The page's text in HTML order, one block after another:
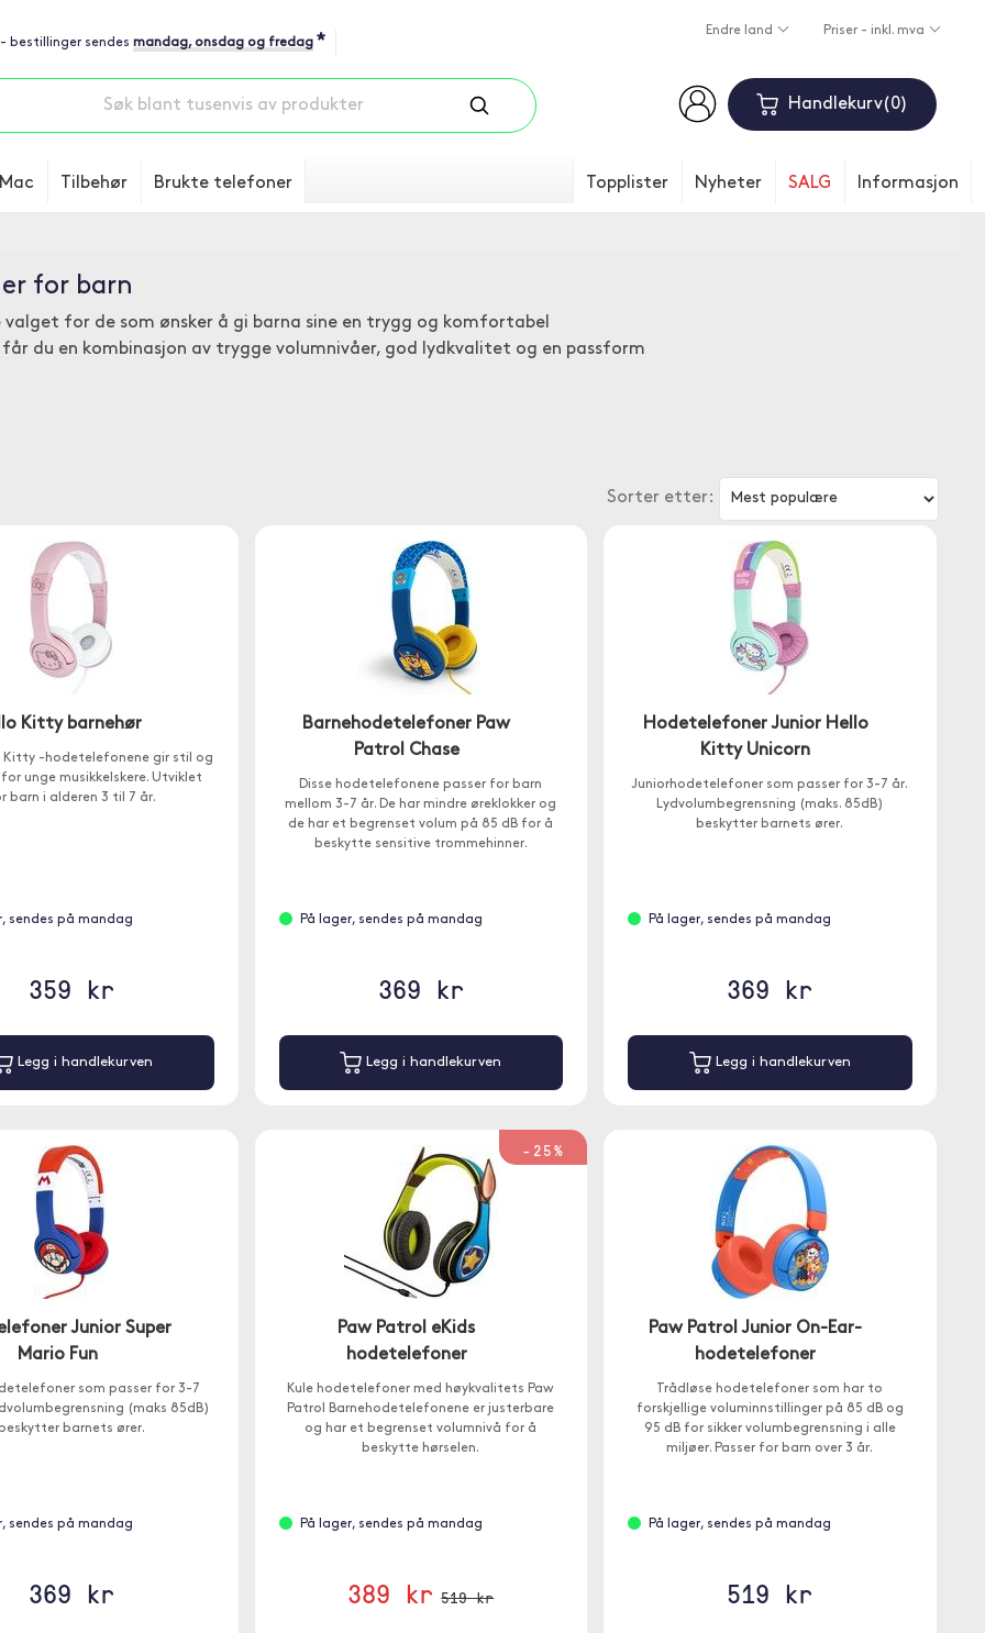
bestillinger sendes mandag, onsdag og fredag *
Endre land Priser - inkl. mva
Handlekurv 0
Mac Tilbehør Brukte telefoner Topplister Nyheter SALG Informasjon
for barn
for de som ønsker å gi barna sine en trygg og komfortabel
du en kombinasjon av trygge volumnivåer, god lydkvalitet og en passform
Sorter etter:
Kitty barnehør
Kitty -hodetelefonene gir stil og
unge musikkelskere. Utviklet
barn i alderen 3 til 7 år.
sendes på mandag
359 kr
Legg i handlekurven
Barnehodetelefoner Paw
Patrol Chase
Disse hodetelefonene passer for barn
mellom 3-7 år. De har mindre øreklokker og
de har et begrenset volum på 85 dB for å
beskytte sensitive trommehinner.
På lager, sendes på mandag
369 kr
Legg i handlekurven
Hodetelefoner Junior Hello
Kitty Unicorn
Juniorhodetelefoner som passer for 3-7 år.
Lydvolumbegrensning (maks. 85dB)
beskytter barnets ører.
På lager, sendes på mandag
369 kr
Legg i handlekurven
Junior Super
Mario Fun
som passer for 3-7
(maks 85dB)
barnets ører.
sendes på mandag
369 kr
-25%
Paw Patrol eKids
hodetelefoner
Kule hodetelefoner med høykvalitets Paw
Patrol Barnehodetelefonene er justerbare
og har et begrenset volumnivå for å
beskytte hørselen.
På lager, sendes på mandag
389 kr 519 kr
Paw Patrol Junior On-Ear-
hodetelefoner
Trådløse hodetelefoner som har to
forskjellige voluminnstillinger på 85 dB og
95 dB for sikker volumbegrensning i alle
miljøer. Passer for barn over 3 år.
På lager, sendes på mandag
519 kr